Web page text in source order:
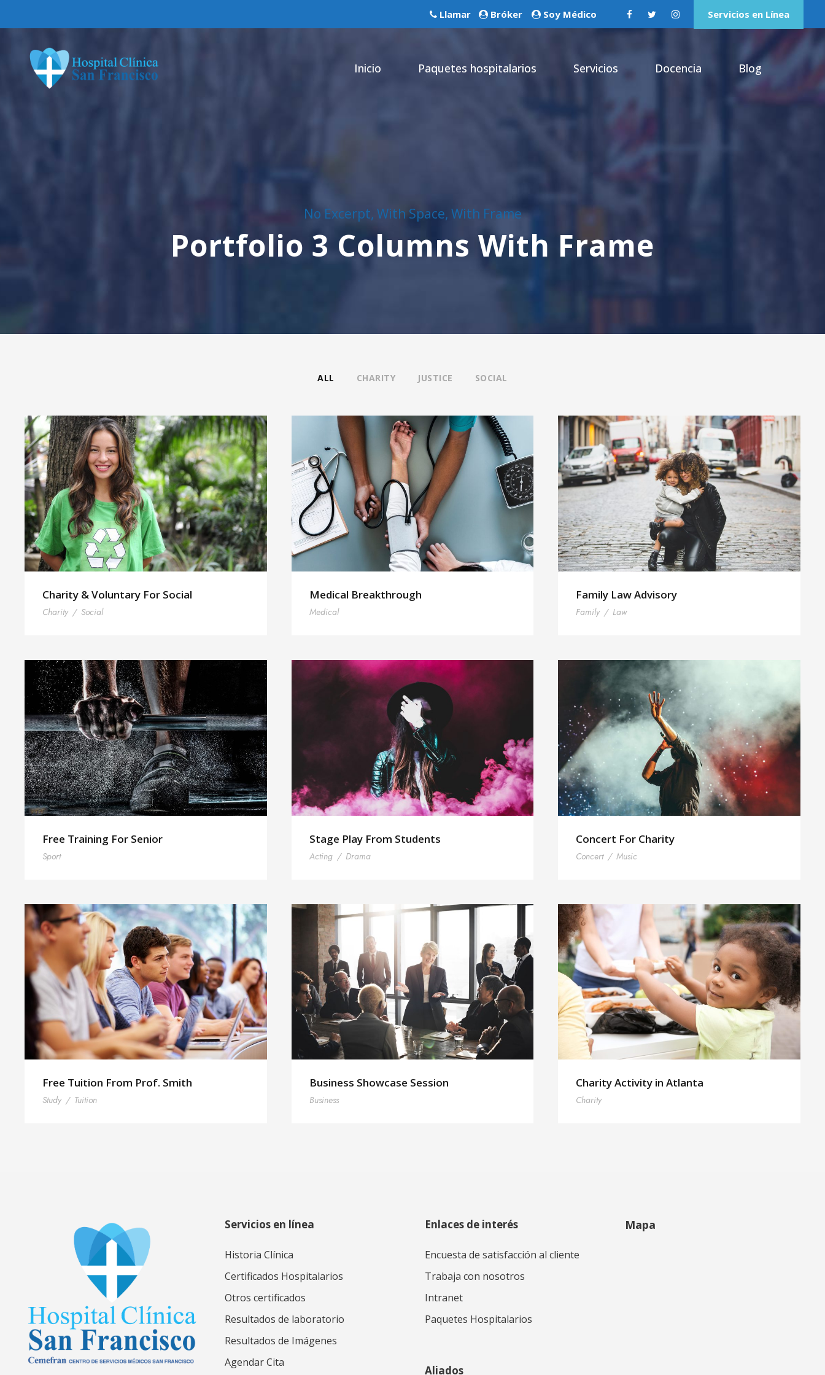
Llamar Bróker Soy Médico Servicios en Línea
Inicio Paquetes hospitalarios Servicios Docencia Blog
No Excerpt, With Space, With Frame
Portfolio 3 Columns With Frame
ALL CHARITY JUSTICE SOCIAL
Charity & Voluntary For Social
Charity / Social
Medical Breakthrough
Medical
Family Law Advisory
Family / Law
Free Training For Senior
Sport
Stage Play From Students
Acting / Drama
Concert For Charity
Concert / Music
Free Tuition From Prof. Smith
Study / Tuition
Business Showcase Session
Business
Charity Activity in Atlanta
Charity
Servicios en línea
Historia Clínica
Certificados Hospitalarios
Otros certificados
Resultados de laboratorio
Resultados de Imágenes
Agendar Cita
Enlaces de interés
Encuesta de satisfacción al cliente
Trabaja con nosotros
Intranet
Paquetes Hospitalarios
Aliados
Mapa